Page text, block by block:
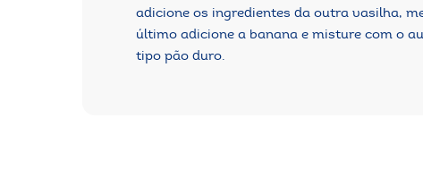
adicione os ingredientes da outra vasilha,
último adicione a banana e misture com o
tipo pão duro.